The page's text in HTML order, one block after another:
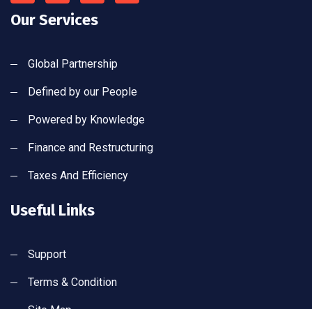
Our Services
Global Partnership
Defined by our People
Powered by Knowledge
Finance and Restructuring
Taxes And Efficiency
Useful Links
Support
Terms & Condition